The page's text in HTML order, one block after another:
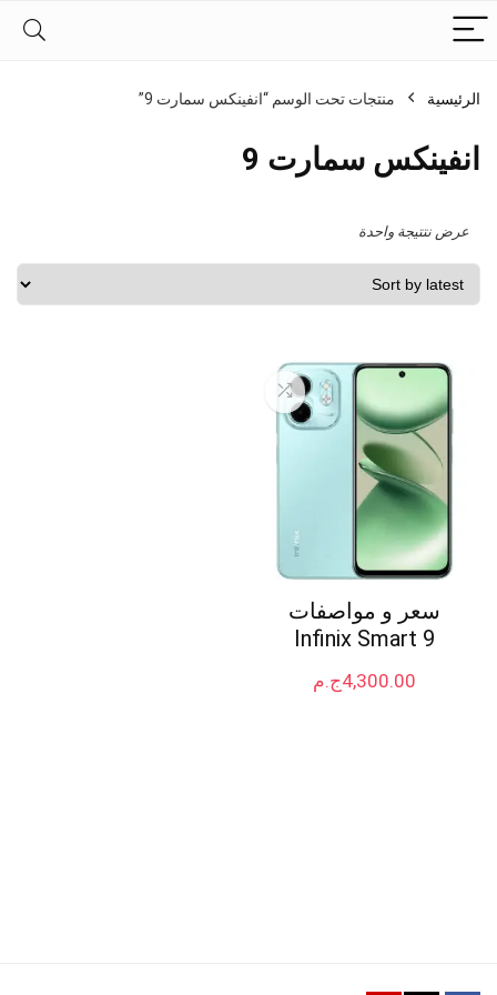
الرئيسية منتجات تحت الوسم “انفينكس سمارت 9”
انفينكس سمارت 9
عرض نتتيجة واحدة
سعر و مواصفات
Infinix Smart 9
ج.م4,300.00